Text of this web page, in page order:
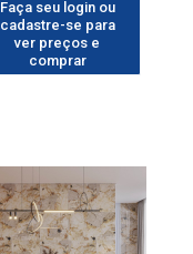
Faça seu login ou
cadastre-se para
ver preços e
comprar